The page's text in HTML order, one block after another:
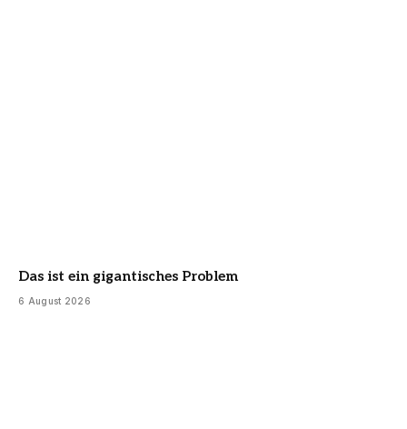
Das ist ein gigantisches Problem
6 August 2026